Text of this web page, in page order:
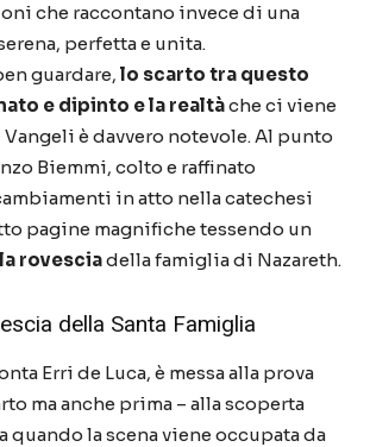
che raccontano invece di una
perfetta e unita.
guardare, lo scarto tra questo
e dipinto e la realtàche ci viene
è davvero notevole. Al punto
Biemmi, colto e raffinato
in atto nella catechesi
pagine magnifiche tessendo un
rovesciadella famiglia di Nazareth.
della Santa Famiglia
Erri de Luca, è messa alla prova
ma anche prima – alla scoperta
quando la scena viene occupata da